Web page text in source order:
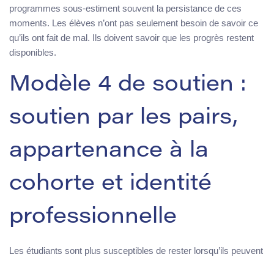
programmes sous-estiment souvent la persistance de ces
moments. Les élèves n’ont pas seulement besoin de savoir ce
qu’ils ont fait de mal. Ils doivent savoir que les progrès restent
disponibles.
Modèle 4 de soutien :
soutien par les pairs,
appartenance à la
cohorte et identité
professionnelle
Les étudiants sont plus susceptibles de rester lorsqu’ils peuvent